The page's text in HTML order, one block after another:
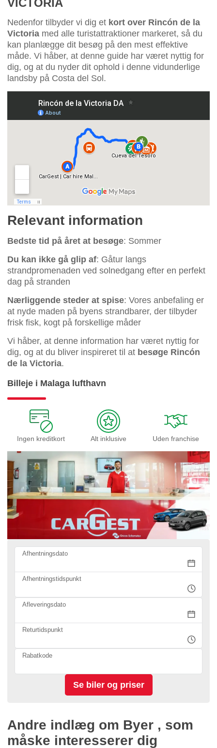
VICTORIA
Nedenfor tilbyder vi dig et kort over Rincón de la
Victoria med alle turistattraktioner markeret, så du
kan planlægge dit besøg på den mest effektive
måde. Vi håber, at denne guide har været nyttig for
dig, og at du nyder dit ophold i denne vidunderlige
landsby på Costa del Sol.
Relevant information
Bedste tid på året at besøge: Sommer
Du kan ikke gå glip af: Gåtur langs
strandpromenaden ved solnedgang efter en perfekt
dag på stranden
Nærliggende steder at spise: Vores anbefaling er
at nyde maden på byens strandbarer, der tilbyder
frisk fisk, kogt på forskellige måder
Vi håber, at denne information har været nyttig for
dig, og at du bliver inspireret til at besøge Rincón
de la Victoria.
Billeje i Malaga lufthavn
Ingen kreditkort Alt inklusive Uden franchise
Afhentningsdato
Afhentningstidspunkt
Afleveringsdato
Returtidspunkt
Rabatkode
Andre indlæg om Byer , som
måske interesserer dig